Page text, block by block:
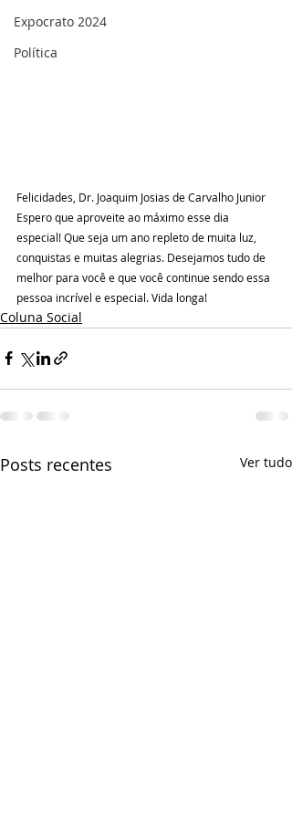
Expocrato 2024
Política
Felicidades, Dr. Joaquim Josias de Carvalho Junior
Espero que aproveite ao máximo esse dia
especial! Que seja um ano repleto de muita luz,
conquistas e muitas alegrias. Desejamos tudo de
melhor para você e que você continue sendo essa
pessoa incrível e especial. Vida longa!
Coluna Social
Posts recentes Ver tudo